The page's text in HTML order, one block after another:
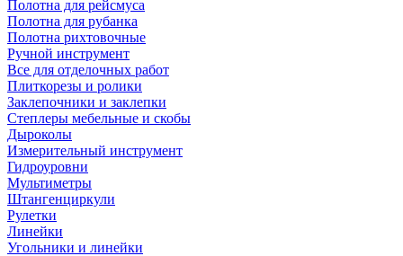
Полотна для рейсмуса
Полотна для рубанка
Полотна рихтовочные
Ручной инструмент
Все для отделочных работ
Плиткорезы и ролики
Заклепочники и заклепки
Степлеры мебельные и скобы
Дыроколы
Измерительный инструмент
Гидроуровни
Мультиметры
Штангенциркули
Рулетки
Линейки
Угольники и линейки